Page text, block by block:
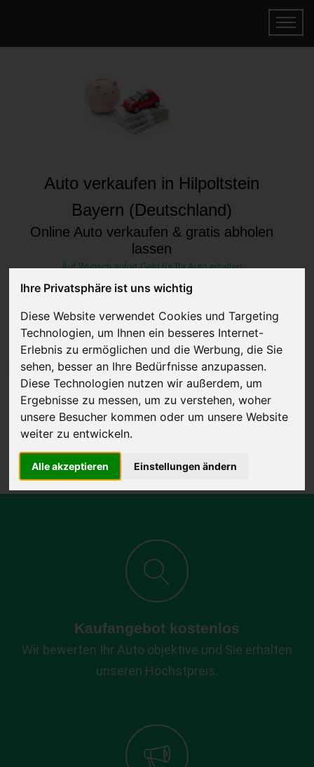
Ihre Privatsphäre ist uns wichtig
Diese Website verwendet Cookies und Targeting
Technologien, um Ihnen ein besseres Internet-
Erlebnis zu ermöglichen und die Werbung, die Sie
sehen, besser an Ihre Bedürfnisse anzupassen.
Diese Technologien nutzen wir außerdem, um
Ergebnisse zu messen, um zu verstehen, woher
unsere Besucher kommen oder um unsere Website
weiter zu entwickeln.
Alle akzeptieren Einstellungen ändern
Auto verkaufen in Hilpoltstein
Bayern (Deutschland)
Online Auto verkaufen & gratis abholen
lassen
Auf Wunsch sofort Geld für Ihr Auto erhalten
JETZT KOSTENLOSE BEWERTUNG
Kostenloses Angebotfür den Ankauf Ihres Autos inklusive der
Abholung, auf Wunsch sofort Geld. Ihre Daten werden nicht mit Dritten
Wir garantieren 100% Sicherheit.
Kaufangebot kostenlos
Wir bewerten Ihr Auto objektive und Sie erhalten
unseren Höchstpreis.